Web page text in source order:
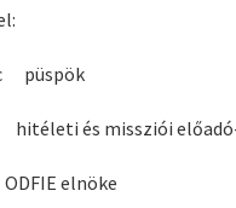
püspök
és missziói
elnöke